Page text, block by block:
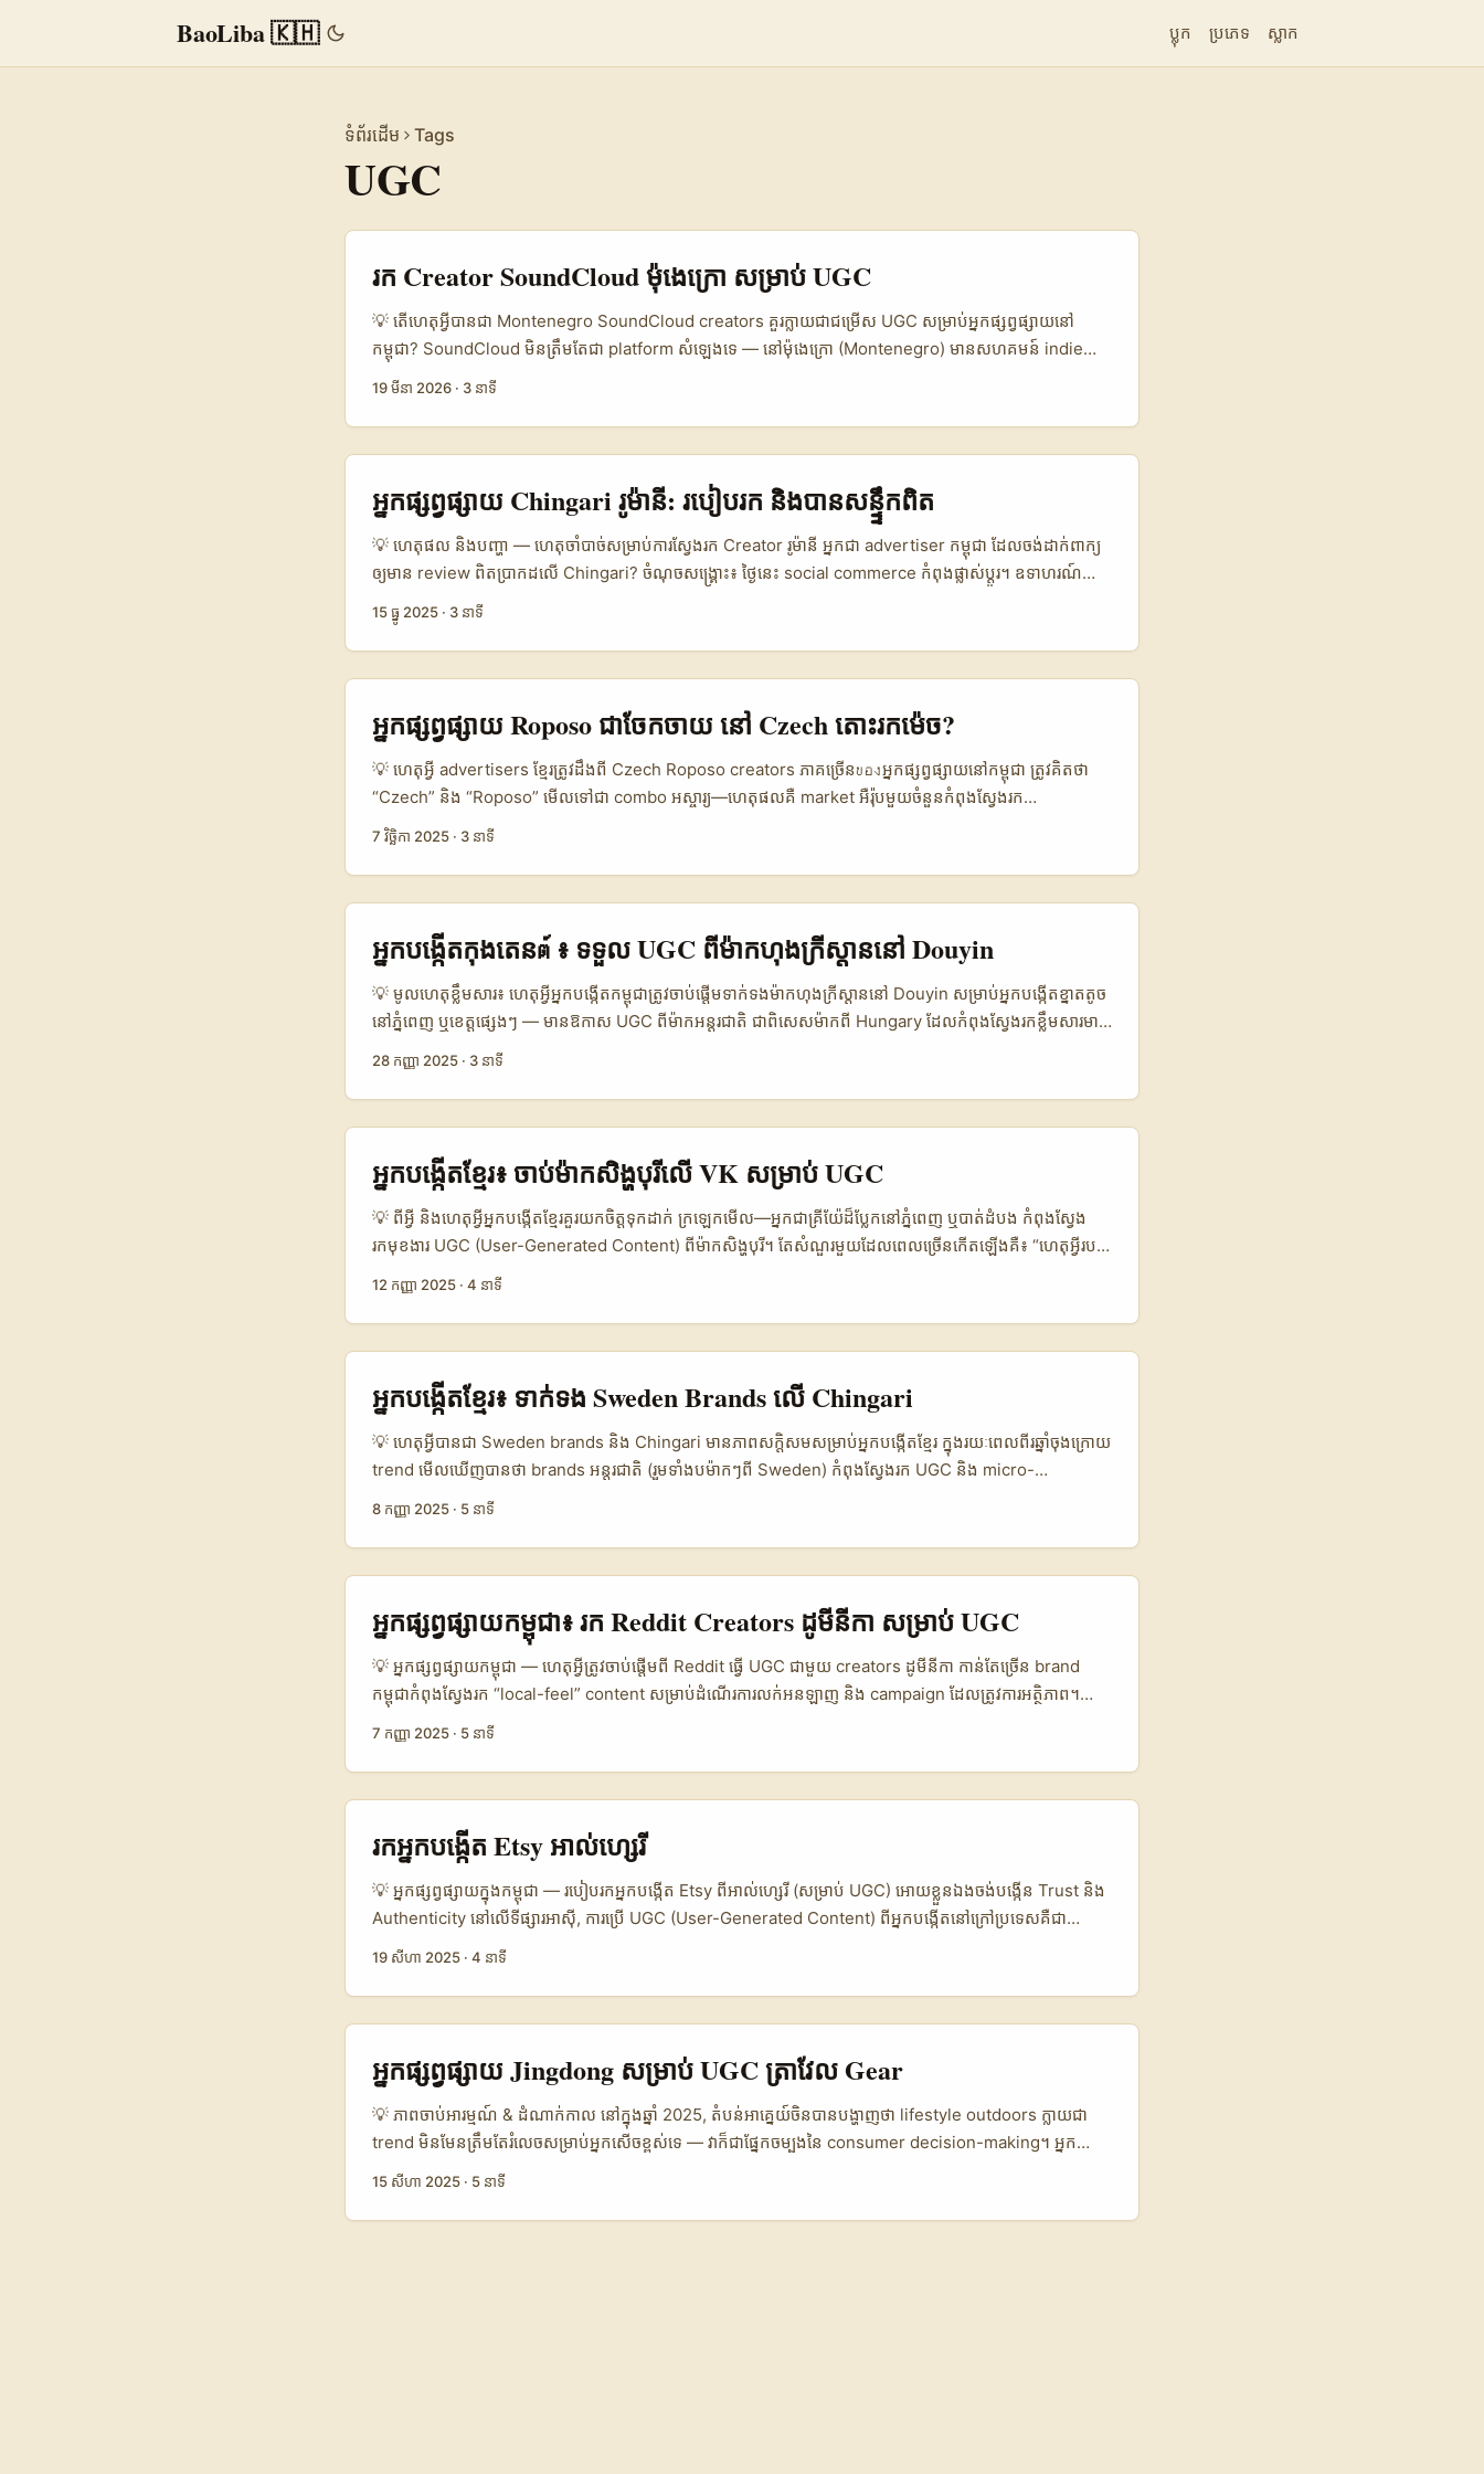
BaoLiba 🇰🇭 ប្លុក ប្រភេទ ស្លាក
ទំព័រដើម Tags
UGC
រក Creator SoundCloud ម៉ុងេក្រោ សម្រាប់ UGC
💡 តើហេតុ​អ្វីបានជា Montenegro SoundCloud creators គួរក្លាយជាជម្រើស UGC សម្រាប់អ្នកផ្សព្វផ្សាយនៅ
កម្ពុជា? SoundCloud មិនត្រឹមតែជា platform សំឡេងទេ — នៅម៉ុងេក្រោ (Montenegro) មានសហគមន៍ indie
producers, podcasters, និង singers តូចៗដែលស៊ីជាមួយបាបនៃ authenticity។ ក្នុងរបាយការណ៍ Emplifi’s
សំខាន់ — នេះបង្ហាញថាពេលនេះ UGC គឺជាសម្ភារៈមូលដ្ឋានសម្រាប់ growth ហើយ Montenegro ជាTalent pool
ដែលមិនត្រូវរំលង។ ដល់ពេលនេះ trend ដែល Kolsquare និង InBeat Agency និយាយ — faceless UGC, split-
screen និង audio-driven content នៅតែមានតម្លៃ។ សម្រាប់អ្នកនៅកម្ពុជា ការជ្រើស Montenegro
SoundCloud creators អាចផ្ដល់សំឡេងថ្មីៗសម្រាប់លទ្ធផល creative (ad hooks, audio logos, short
podcasts) ដែលអាច repurpose ទៅ TikTok និង Reels បានលឿន។ ...
19 មីនា 2026 · 3 នាទី
អ្នកផ្សព្វផ្សាយ Chingari រូម៉ានី: របៀបរក និងបានសន្ទ្ទឹកពិត
💡 ហេតុផល និងបញ្ហា — ហេតុចាំបាច់សម្រាប់ការស្វែងរក Creator រូម៉ានី អ្នកជា advertiser កម្ពុជា ដែលចង់ដាក់ពាក្យ
ឲ្យមាន review ពិតប្រាកដលើ Chingari? ចំណុចសង្គ្រោះ៖ ថ្ងៃនេះ social commerce កំពុងផ្លាស់ប្ដូរ។ ឧទាហរណ៍
like Myntra បានសាងសង្វាក់ creator ecosystem ដល់ល្បឿនធំ ដោយមានម៉្លោង UGC ភាគល្អ និង conversion
ខ្ពស់ — វាសំខាន់ចំពោះយើងពេលស្វែងរក creators ចែករំលែក review ដែលមាន authentic មានន័យថា ការតំឡើង
content គួរតែ-driven by creators, not scripts។ (យោង: Myntra reference content) នៅ context រូម៉ានី
+ Chingari, អ្នកកំពុងស្វែងរក និយាយស្ទាត់ភាសារូម៉ានី ឬ អង់គ្លេស, ស្ទូឌីយោនៅនិយម, និង talent ដែលដឹងកុននៃ
local trends — នេះមិនមែនស្មើនឹងធ្វើដោយ copy‑paste តែ campaign តែមួយទេ។ កិច្ចការនេះទាមទារ research,
outreach savvy, និង incentive structure ដែលផ្គូផ្គងទៅនឹង local creator economy។ ...
15 ធ្នូ 2025 · 3 នាទី
អ្នកផ្សព្វផ្សាយ Roposo ជាចែកចាយ នៅ Czech តោះរកម៉េច?
💡 ហេតុអ្វី advertisers ខ្មែរត្រូវដឹងពី Czech Roposo creators ភាគច្រើនของអ្នកផ្សព្វផ្សាយនៅកម្ពុជា ត្រូវគិតថា
“Czech” និង “Roposo” មើលទៅជា combo អស្ចារ្យ—ហេតុផលគឺ market អឺរ៉ុបមួយចំនួនកំពុងស្វែងរក
authenticity ជាង follower counts។ ទៅក្នុងឆ្នាំ 2025 ការលេចចេញនៃ agency ម៉ូដថ្មីដូចជា UGC Era (មូលដ្ឋាន
នៅលុងដ៍) បង្ហាញយើងថា UGC បាន professionalize: មិនត្រឹមតែ influencer metrics ទេ ប៉ុន្តែអនុវត្ត workflow
ដิจីថល + vetting creators ដើម្បីធានា ROI។ សម្រាប់ brand ខ្មែរមានបំណងចាប់ផ្តើម UGC campaign
targeting Czech audience ការរក និង verify creators លើ Roposo (ឬ platform short-form ជាទូទៅ) ត្រូវ
ការយុទ្ធសាស្ត្រ mix រវាង local research, tech tools, និង agency partnerships។ អត្ថបទនេះនឹងផ្តល់បំណែក
អនុវត្តបានសរុប — ពីប្រភពរកលម្អិត, criteria ជ្រើសរើស, ការគ្រប់គ្រងសិទ្ធិ, ដល់ការវាស់បង្្កាន់ performance ។ ...
7 វិច្ឆិកា 2025 · 3 នាទី
អ្នក​បង្កើត​កុងតេនต์ ៖ ទទួល UGC ពី​ម៉ាក​ហុងក្រីស្ដាន​នៅ Douyin
💡 មូលហេតុខ្លឹមសារ៖ ហេតុអ្វីអ្នកបង្កើតកម្ពុជា​ត្រូវចាប់ផ្តើម​ទាក់ទងម៉ាក​ហុងក្រីស្ដាននៅ Douyin សម្រាប់អ្នកបង្កើតខ្នាតតូច​
នៅភ្នំពេញ ឬខេត្ត​ផ្សេងៗ — មានឱកាស UGC ពីម៉ាក​អន្តរជាតិ ជាពិសេស​ម៉ាកពី Hun​gary ដែលកំពុងស្វែងរកខ្លឹមសារមាន
Authentic ទៅលើ Douyin។ បច្ចុប្បន្នភាពវិស័យបង្ហាញថា UGC ទាក់ទាញទំនុកចិត្ត និង engagement ច្រើនជាង
អាណាហ្សេរក្នុងបែបចាស់ — ដែលជាការប្រកាសដោយ UGC Era នៅលើ ugcera.com ថាក្រុមហ៊ុននេះចង់ជួយម៉ាកភ្ជាប់
អ្នកបង្កើតជាគោលដៅក្នុងខែ​កញ្ញា 2025។ ដូច្នេះបញ្ហាធំសម្រាប់អ្នកគឺ៖ តើធ្វើដូចម្តេចដើម្បីពង្រឹង presence, ទាក់ទង
ម៉ាកហុងក្រីស្ដាន, និងទទួល assignment ឬ contract UGC ដែលមានលក្ខណៈវិជ្ជាជីវៈ? អត្ថបទនេះផ្ដល់ផែនការ ថ្មីៗ
និងចេញពីការពណ៌នា​ព័ត៌មានជាក់ស្តែង, ហេតុផលឆាប់រហ័ស និងច្បាប់ចេញមកពីទិដ្ឋភាពទីផ្សារ។ 📊 Snapshot:
Platform comparaison 📈 🧩 Metric Douyin (China) លទ្ធភាព UGC TikTok (Global) Instagram Reels
👥 Monthly Active 800.000.000 1.200.000.000 1.000.000.000 📈 UGC Trust Multiplier 2.4x 2.0x
1.8x 🛠️ Brand Tools for Creators Advanced (brand pages, DM, ads) Advanced (creator
(localization + ad tools) Medium Low តារាងនេះបង្ហាញថា Douyin មានឧបករណ៍ពិសេសសម្រាប់ការផ្សព្វផ្សាយ
និងការ​ផ្ទេរការងារជាមួយម៉ាក (ប៉ុន្តែអាចមានពេលវេលាតំណភ្ជាប់ និងភាពចុងក្រោយផ្នែកភាសា)។ UGC បានបង្ហាញថាភាគល្អ
របស់អ្នកប្រើជឿនៅលើខ្លឹមសារត្រូវចិត្ត និង 2.4x ជាងខ្លឹមសារបានហើយ (យោងពី UGC Era)។ ...
28 កញ្ញា 2025 · 3 នាទី
អ្នកបង្កើតខ្មែរ៖ ចាប់ម៉ាកសិង្ហបុរីលើ VK សម្រាប់ UGC
💡 ពីអ្វី និងហេតុអ្វីអ្នកបង្កើតខ្មែរ​គួរយកចិត្តទុកដាក់ ក្រឡេកមើល—អ្នកជាគ្រីយ៉ែដ៏ប្លែកនៅភ្នំពេញ ឬបាត់ដំបង កំពុងស្វែង
រកមុខងារ UGC (User-Generated Content) ពីម៉ាក​សិង្ហបុរី។ តែសំណួរមួយដែលពេលច្រើនកើតឡើងគឺ៖ “ហេតុអ្វីរបស់
ម៉ាកសិង្ហបុរីនឹងឆ្លើយនៅលើ vkontakte?” ចម្លើយខ្ញុំសាមញ្ញ—ម៉ាកសព្វថ្ងៃពង្រីកជួបប្រទះបណ្តាញដែលមិនមែនតែ
Facebook ឬ Instagram ប៉ុណ្ណោះ។ ការធ្វើអោយម៉ាកចាប់អារម្មណ៍ចាំបាច់ត្រូវការយុទ្ធសាស្ត្រប្រកបដោយភាពឆាប់រហ័ស
និងការស្រាវជ្រាវថែមទៀត។ ទស្សនៈថ្មីៗក៏បង្ហាញថា Singapore Tourism Board (STB) ក៏ចាប់ផ្តើមធ្វើដំណើរទាក់ទង
នៅបណ្ដាសហគមន៍អន្ដរជាតិ — ជាឧទាហរណ៍ STB បានអញ្ជើញ influencer ពីឥណ្ឌាក្នុងយុទ្ធនាការ និងនឹងចាប់ផ្តើម
“Singapore DMC Trade Partner Fam Support Scheme” ចាប់ពី 1 សីហា 2025 ដើម្បីផ្ដល់ថវិកា S$1,000–
S$10,000 ជាច្រើនដល់ DMCs ដើម្បីរៀបចំ fam trips (យោង: Singapore Tourism Board ព័ត៌មានយោង)។ វាត្រូវ
ជាសញ្ញា​ថា​ ម៉ាក​ទេសចរណ៍សិង្ហបុរីចូលចិត្តធ្វើការជាមួយ influencer ហើយមានថវិកាសម្រាប់ធ្វើការពិសោធន៍ថ្មីៗ — អ្នក​
អាចប្រើ this momentum ជារបៀប pitch UGC។ ...
12 កញ្ញា 2025 · 4 នាទី
អ្នកបង្កើតខ្មែរ៖ ទាក់ទង Sweden Brands លើ Chingari
💡 ហេតុអ្វីបានជា Sweden brands និង Chingari មានភាពសក្ដិសមសម្រាប់អ្នកបង្កើតខ្មែរ ក្នុងរយៈពេលពីរឆ្នាំចុងក្រោយ
trend មើលឃើញបានថា brands អន្តរជាតិ (រួមទាំងបម៉ាកៗពី Sweden) កំពុងស្វែងរក UGC និង micro-
influencers ដើម្បីបង្ហាញ “hidden local gems” — កន្លែងតូចៗ ទេសភាពក្បែរម្ដង ដើម្បីទាក់ទាញអតិថិជនដែលចូល
ចិត្ត authenticity។ បើចង់ទាក់ទង៖ ការ reach-out តាម Chingari មិនបានជាផ្លូវការ ឬធម្មតានោះទេ — វាត្រូវការវិធី
សាស្ត្រជាក់លាក់: personalization, proof-of-performance, និង localized storytelling។ យ៉ាងដែលគួរយក
ចិត្តទុកដាក់ — campaigns ផ្នែក FMCG និង FMCG-adjacent ដែលមាន prize draws លើ packaging បាន
ទទួលសកម្មភាពខ្លាំង (reported interactions លើស 130.000) — នេះជាឧទាហរណ៍ថាប្រសិនបើអ្នកបង្កើតស្គាល់
របៀបចែក content ដែលទាក់ទាញនិងអាចប្រើ mechanics (giveaways, redeemable points) brand អាចចាប់
អារម្មណ៍បានយល់ច្បាស់។ (យោង: ITBizNews ព័ត៌មានលើកលែងដែលរំលេច Cremo និងការពង្រឹងឆានែលអន្ដរជាតិ) ...
8 កញ្ញា 2025 · 5 នាទី
អ្នកផ្សព្វផ្សាយកម្ពុជា៖ រក Reddit Creators ដូមីនីកា សម្រាប់ UGC
💡 អ្នកផ្សព្វផ្សាយកម្ពុជា — ហេតុអ្វីត្រូវចាប់ផ្តើមពី Reddit ធ្វើ UGC ជាមួយ creators ដូមីនីកា កាន់តែច្រើន brand
កម្ពុជាកំពុងស្វែងរក “local-feel” content សម្រាប់ដំណើរការលក់អនឡាញ និង campaign ដែលត្រូវការអត្ថិភាព។
Dominican Republic (DR) មានសហគមន៍នៃ creators និងអតិថិជនដែល two-way cultural affinity ជាមួយ
ភាសា Spanish និង Caribbean vibe — នេះធ្វើអោយ content ពីទីនោះអាចផ្តល់ authenticity ដែលផ្ទុយពី stock
footage ឬ video studio ផ្ទាល់។ Reddit ជាចំណុចល្អមួយ ដោយមាន subreddit niche, AMAs, និង threads
ដែល creators ធ្វើការបង្ហោះគំនិត និងទំនាក់ទំនងជាមួយ audience បានស៊ីជម្រៅ។ ទោះជាយ៉ាងណា Reddit មិនមែន
marketplace សំរាប់ influencer outreach ដោយដាច់ខាត — វាត្រូវការការសម្រួល, មេធាវីខាង social listening,
និង process នៃការទំនាក់ទំនងផ្ទាល់។ ចំណុចសំខាន់សម្រាប់អ្នកផ្សព្វផ្សាយកម្ពុជាគឺ: តើអ្នកចង់បាន authenticity និង
local voice ឬ reach និង efficiency? យុទ្ធនាការ UGC ល្អជាងតែមួយចំនួននឹងបំបែកការសម្រេចចិត្តនេះ។ ...
7 កញ្ញា 2025 · 5 នាទី
រកអ្នកបង្កើត Etsy អាល់ហ្សេរី
💡 អ្នកផ្សព្វផ្សាយក្នុងកម្ពុជា — របៀបរកអ្នកបង្កើត Etsy ពី​អាល់ហ្សេរី (សម្រាប់ UGC) អោយខ្លួនឯងចង់បង្កើន Trust និង
Authenticity នៅលើទីផ្សារអាស៊ី, ការប្រើ UGC (User-Generated Content) ពីអ្នកបង្កើតនៅក្រៅប្រទេសគឺជា
ជម្រើសឆ្លាត។ អាល់ហ្សេរី (Algeria) មានសហគមន៍អ្នកច្នៃដ៏ច្រើន — ពិសេសចំណែកឥឡូវនេះនៃសិប្បកម្មដៃ, រចនាបទដើម
ផ្គង់ខ្លឹមសារសុទ្ធសឹងៗ និងជួយធ្វើឲ្យគម្រោង UGC របស់អ្នកមានភាពខុសប្លែក ពីក្រុមគយក្រុមប្រឹក្សា។ តែក្នុងការស្វែងរក និង
ចាប់ដៃគូជាមួយអ្នកបង្កើតអាល់ហ្សេរី គឺមានបញ្ហាជាក់លាក់ — ភាសា (អារ៉ាបី និងភារាំង), លក្ខខណ្ឌទូទាត់, និងលក្ខនភាពផ្លូវ
ច្បាប់ឆ្លងដែន។ នេះជាឪកាសសម្រាប់អ្នកផ្សព្វផ្សាយកម្ពុជាដែលរៀនចេះប្រើវិធីសាស្ត្រដែលមានប្រសិទ្ធភាព: ការប្រើទិន្នន័យពី
Etsy search, ការស្គាល់ niche (ដូចជា thrifting ឬ craft), និងការបង្កើត proposal ធ្វើbrand-fit។ កូរ៉េតខ្លីៗ៖ - ទី
ផ្សារថ្មី = ភាពទំនើបក្នុង story telling: អាល់ហ្សេរីមាន story local ដែលអាចប្រើក្នុងការលក់នៅអាស៊ី។ ...
19 សីហា 2025 · 4 នាទី
អ្នកផ្សព្វផ្សាយ Jingdong សម្រាប់ UGC ត្រាវែល Gear
💡 ភាពចាប់អារម្មណ៍ & ដំណាក់កាល នៅក្នុងឆ្នាំ 2025, តំបន់អាគ្នេយ៍​ចិនបានបង្ហាញថា lifestyle outdoors ក្លាយជា
trend មិនមែនត្រឹមតែរំលេចសម្រាប់អ្នកសើចខ្ពស់ទេ — វាក៏ជាផ្នែកចម្បងនៃ consumer decision-making។ អ្នក
ផ្សព្វផ្សាយនៅ Shanghai និងតំបន់ Yangtze River Delta កំពុងដឹកនាំ aesthetic និង buying cues — ថា
ស្រដៀង Xiaohongshu បានចាប់ផ្តើមជារៀងរហូតជា search-first place សម្រាប់ travel diaries និង UGC (អត្ថ
15 សីហា 2025 · 5 នាទី